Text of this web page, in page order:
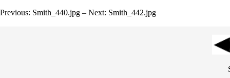
Previous: Smith_440.jpg – Next: Smith_442.jpg